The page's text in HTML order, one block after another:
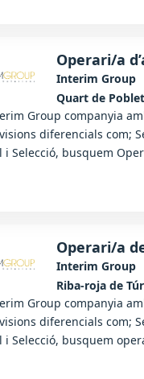
Operari/a
Interim Group
Quart de Poblet
Group companyia
diferencials com;
i Selecció, busquem
Operari/a
Interim Group
Riba-roja de
Group companyia
diferencials com;
i Selecció, busquem